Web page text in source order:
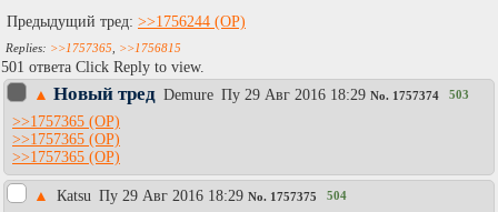
Предыдущий тред: >>1756244
>>1757365 >>1756815
501 ответа Click Reply to view.
▲ Новый тред Demure Пy 29 Авг 2016 18:29 No. 1757374 503
>>1757365
>>1757365
>>1757365
▲ Каtsu Пy 29 Авг 2016 18:29 No. 1757375 504